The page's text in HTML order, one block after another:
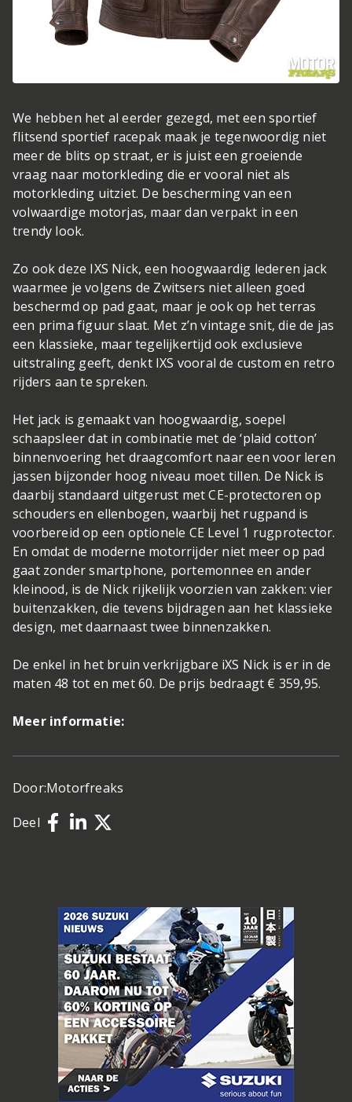
We hebben het al eerder gezegd, met een sportief
flitsend sportief racepak maak je tegenwoordig niet
meer de blits op straat, er is juist een groeiende
vraag naar motorkleding die er vooral niet als
motorkleding uitziet. De bescherming van een
volwaardige motorjas, maar dan verpakt in een
trendy look.
Zo ook deze IXS Nick, een hoogwaardig lederen jack
waarmee je volgens de Zwitsers niet alleen goed
beschermd op pad gaat, maar je ook op het terras
een prima figuur slaat. Met z’n vintage snit, die de jas
een klassieke, maar tegelijkertijd ook exclusieve
uitstraling geeft, denkt IXS vooral de custom en retro
rijders aan te spreken.
Het jack is gemaakt van hoogwaardig, soepel
schaapsleer dat in combinatie met de ‘plaid cotton’
binnenvoering het draagcomfort naar een voor leren
jassen bijzonder hoog niveau moet tillen. De Nick is
daarbij standaard uitgerust met CE-protectoren op
schouders en ellenbogen, waarbij het rugpand is
voorbereid op een optionele CE Level 1 rugprotector.
En omdat de moderne motorrijder niet meer op pad
gaat zonder smartphone, portemonnee en ander
kleinood, is de Nick rijkelijk voorzien van zakken: vier
buitenzakken, die tevens bijdragen aan het klassieke
design, met daarnaast twee binnenzakken.
De enkel in het bruin verkrijgbare iXS Nick is er in de
maten 48 tot en met 60. De prijs bedraagt € 359,95.
Meer informatie:
Door:Motorfreaks
Deel